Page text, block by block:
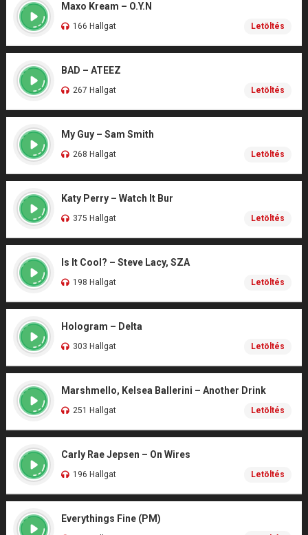
Maxo Kream – O.Y.N
166 Hallgat Letöltés
BAD – ATEEZ
267 Hallgat Letöltés
My Guy – Sam Smith
268 Hallgat Letöltés
Katy Perry – Watch It Bur
375 Hallgat Letöltés
Is It Cool? – Steve Lacy, SZA
198 Hallgat Letöltés
Hologram – Delta
303 Hallgat Letöltés
Marshmello, Kelsea Ballerini – Another Drink
251 Hallgat Letöltés
Carly Rae Jepsen – On Wires
196 Hallgat Letöltés
Everythings Fine (PM)